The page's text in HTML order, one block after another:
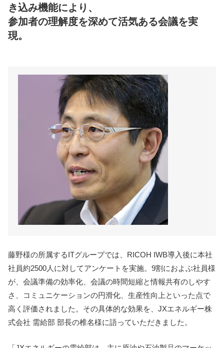
き込み機能により、
参加者の理解度を深めて活気ある会議を実
現。
JXエネルギー株式会社
需給部 部長
椎名 秀樹 様
藤野様の所属するITグループでは、RICOH IWB導入後に本社
社員約2500人に対してアンケートを実施。9割におよぶ社員様
が、会議準備の効率化、会議の時間短縮と情報共有のしやす
さ、コミュニケーションの円滑化、生産性向上といった点で
高く評価されました。その具体的な効果を、JXエネルギー株
式会社 需給部 部長の椎名様に語っていただきました。